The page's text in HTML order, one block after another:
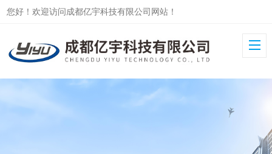
您好！欢迎访问成都亿宇科技有限公司网站！